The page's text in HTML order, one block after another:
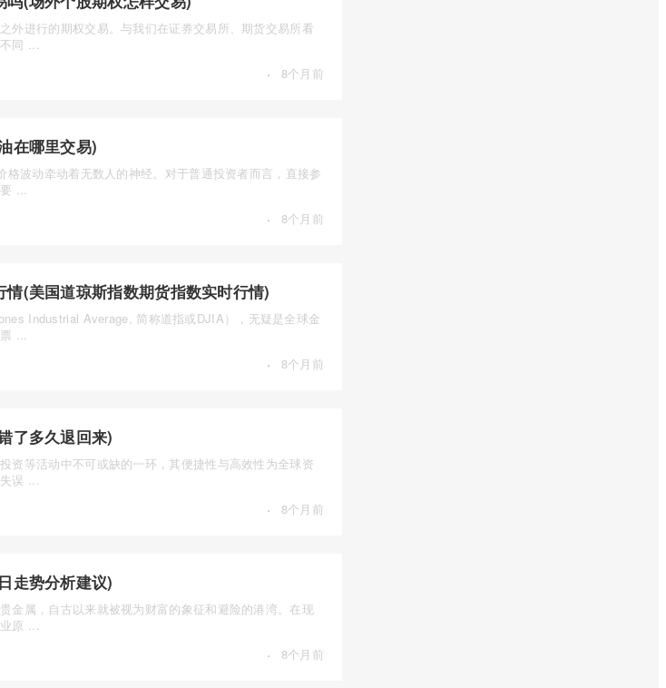
外进行的期权交易。与我们在证券交易所、期货交易所看
同 ...
· 8个月前
在哪里交易)
格波动牵动着无数人的神经。对于普通投资者而言，直接参
...
· 8个月前
(美国道琼斯指数期货指数实时行情)
Industrial Average, 简称道指或DJIA），无疑是全球金
...
· 8个月前
了多久退回来)
资等活动中不可或缺的一环，其便捷性与高效性为全球资
误 ...
· 8个月前
走势分析建议)
金属，自古以来就被视为财富的象征和避险的港湾。在现
原 ...
· 8个月前